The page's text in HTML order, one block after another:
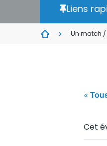
Liens
Un match
«
Cet